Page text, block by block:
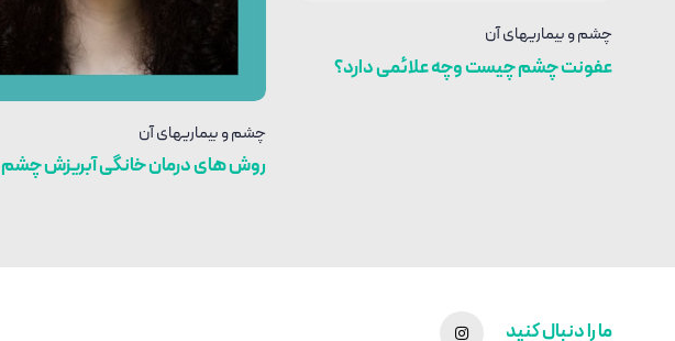
چشم و بیماریهای آن
عفونت چشم چیست وچه علائمی دارد؟
چشم و بیماریهای آن
روش های درمان خانگی آبریزش چشم
ما را دنبال کنید